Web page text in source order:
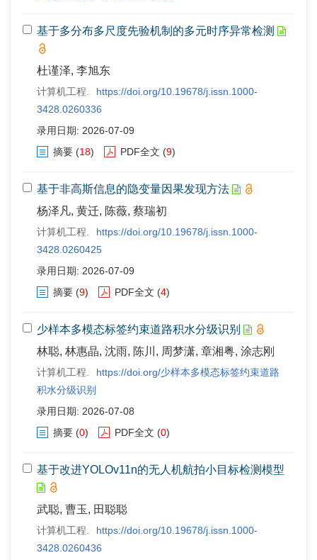
基于多分布多尺度先验机制的多元时序异常检测
杜谨泽, 李旭东
计算机工程.
https://doi.org/10.19678/j.issn.1000-
3428.0260336
录用日期: 2026-07-09
摘要 (18) PDF全文 (9)
基于非高斯信息的隐变量因果发现方法
杨泽凡, 黄迁, 陈薇, 蔡瑞初
计算机工程.
https://doi.org/10.19678/j.issn.1000-
3428.0260425
录用日期: 2026-07-09
摘要 (9) PDF全文 (4)
少样本多模态标签约束道路积水分级识别
林聪, 林惠晶, 沈雨, 陈川, 周梦潇, 章湘粤, 涂志刚
计算机工程.
https://doi.org/少样本多模态标签约束道路
积水分级识别
录用日期: 2026-07-08
摘要 (0) PDF全文 (0)
基于改进YOLOv11n的无人机航拍小目标检测模型
武聪, 曹玉, 田聪聪
计算机工程.
https://doi.org/10.19678/j.issn.1000-
3428.0260436